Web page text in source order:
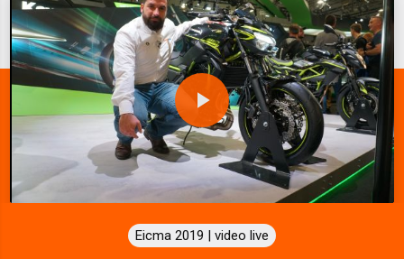
P
l
a
y
Eicma 2019 | video live